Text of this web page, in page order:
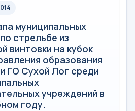
муниципальных
стрельбе из
винтовки на кубок
образования
ГО Сухой Лог среди
учреждений в
году.